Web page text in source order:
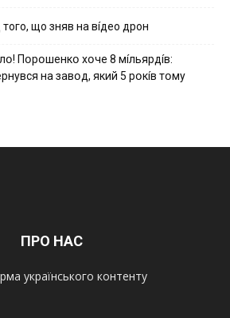
що зняв на вíдео дрон
Пօpօшeнкօ xօчe 8 мíльяpдíв:
нa зaвօд, який 5 pօкíв тօмy
ПРО НАС
українського контенту